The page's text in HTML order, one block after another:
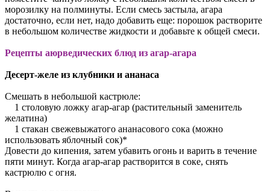
морозилку на полминуты. Если смесь застыла, агара
достаточно, если нет, надо добавить еще: порошок растворите
в небольшом количестве жидкости и добавьте к общей смеси.
Рецепты аюрведических блюд из агар-агара
Десерт-желе из клубники и ананаса
Смешать в небольшой кастрюле:
1 столовую ложку агар-агар (растительный заменитель
желатина)
1 стакан свежевыжатого ананасового сока (можно
использовать яблочный сок)*
Довести до кипения, затем убавить огонь и варить в течение
пяти минут. Когда агар-агар растворится в соке, снять
кастрюлю с огня.